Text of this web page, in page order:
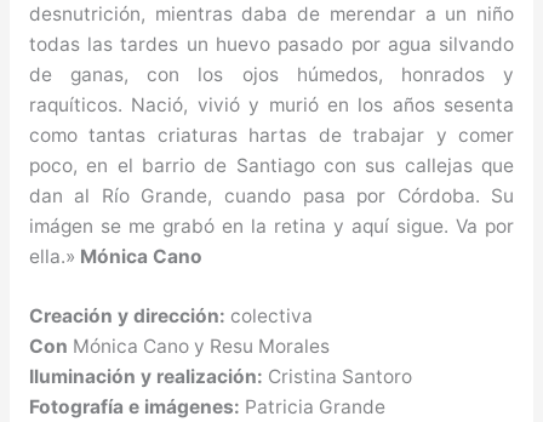
desnutrición, mientras daba de merendar a un niño
todas las tardes un huevo pasado por agua silvando
de ganas, con los ojos húmedos, honrados y
raquíticos. Nació, vivió y murió en los años sesenta
como tantas criaturas hartas de trabajar y comer
poco, en el barrio de Santiago con sus callejas que
dan al Río Grande, cuando pasa por Córdoba. Su
imágen se me grabó en la retina y aquí sigue. Va por
ella.» Mónica Cano
Creación y dirección: colectiva
Con Mónica Cano y Resu Morales
Iluminación y realización: Cristina Santoro
Fotografía e imágenes: Patricia Grande